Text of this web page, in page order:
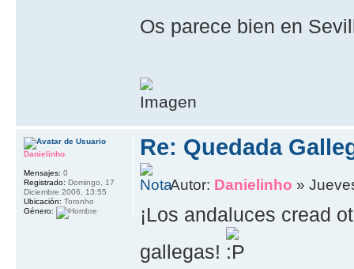
Os parece bien en
Re: Quedada
Autor: Danielinho »
¡Los andaluces cread
gallegas!
Danielinho
Mensajes: 0
Registrado: Domingo, 17
Diciembre 2006, 13:55
Ubicación: Toronho
Género: